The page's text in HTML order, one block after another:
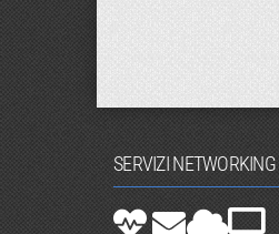
SERVIZI NETWORKING